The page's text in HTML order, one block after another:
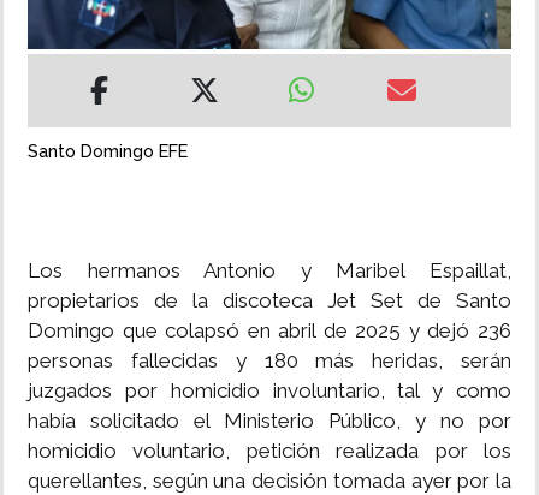
MULTIMEDIA
IMPRESO
Santo Domingo EFE
Los hermanos Antonio y Maribel Espaillat,
propietarios de la discoteca Jet Set de Santo
Domingo que colapsó en abril de 2025 y dejó 236
personas fallecidas y 180 más heridas, serán
juzgados por homicidio involuntario, tal y como
había solicitado el Ministerio Público, y no por
homicidio voluntario, petición realizada por los
querellantes, según una decisión tomada ayer por la